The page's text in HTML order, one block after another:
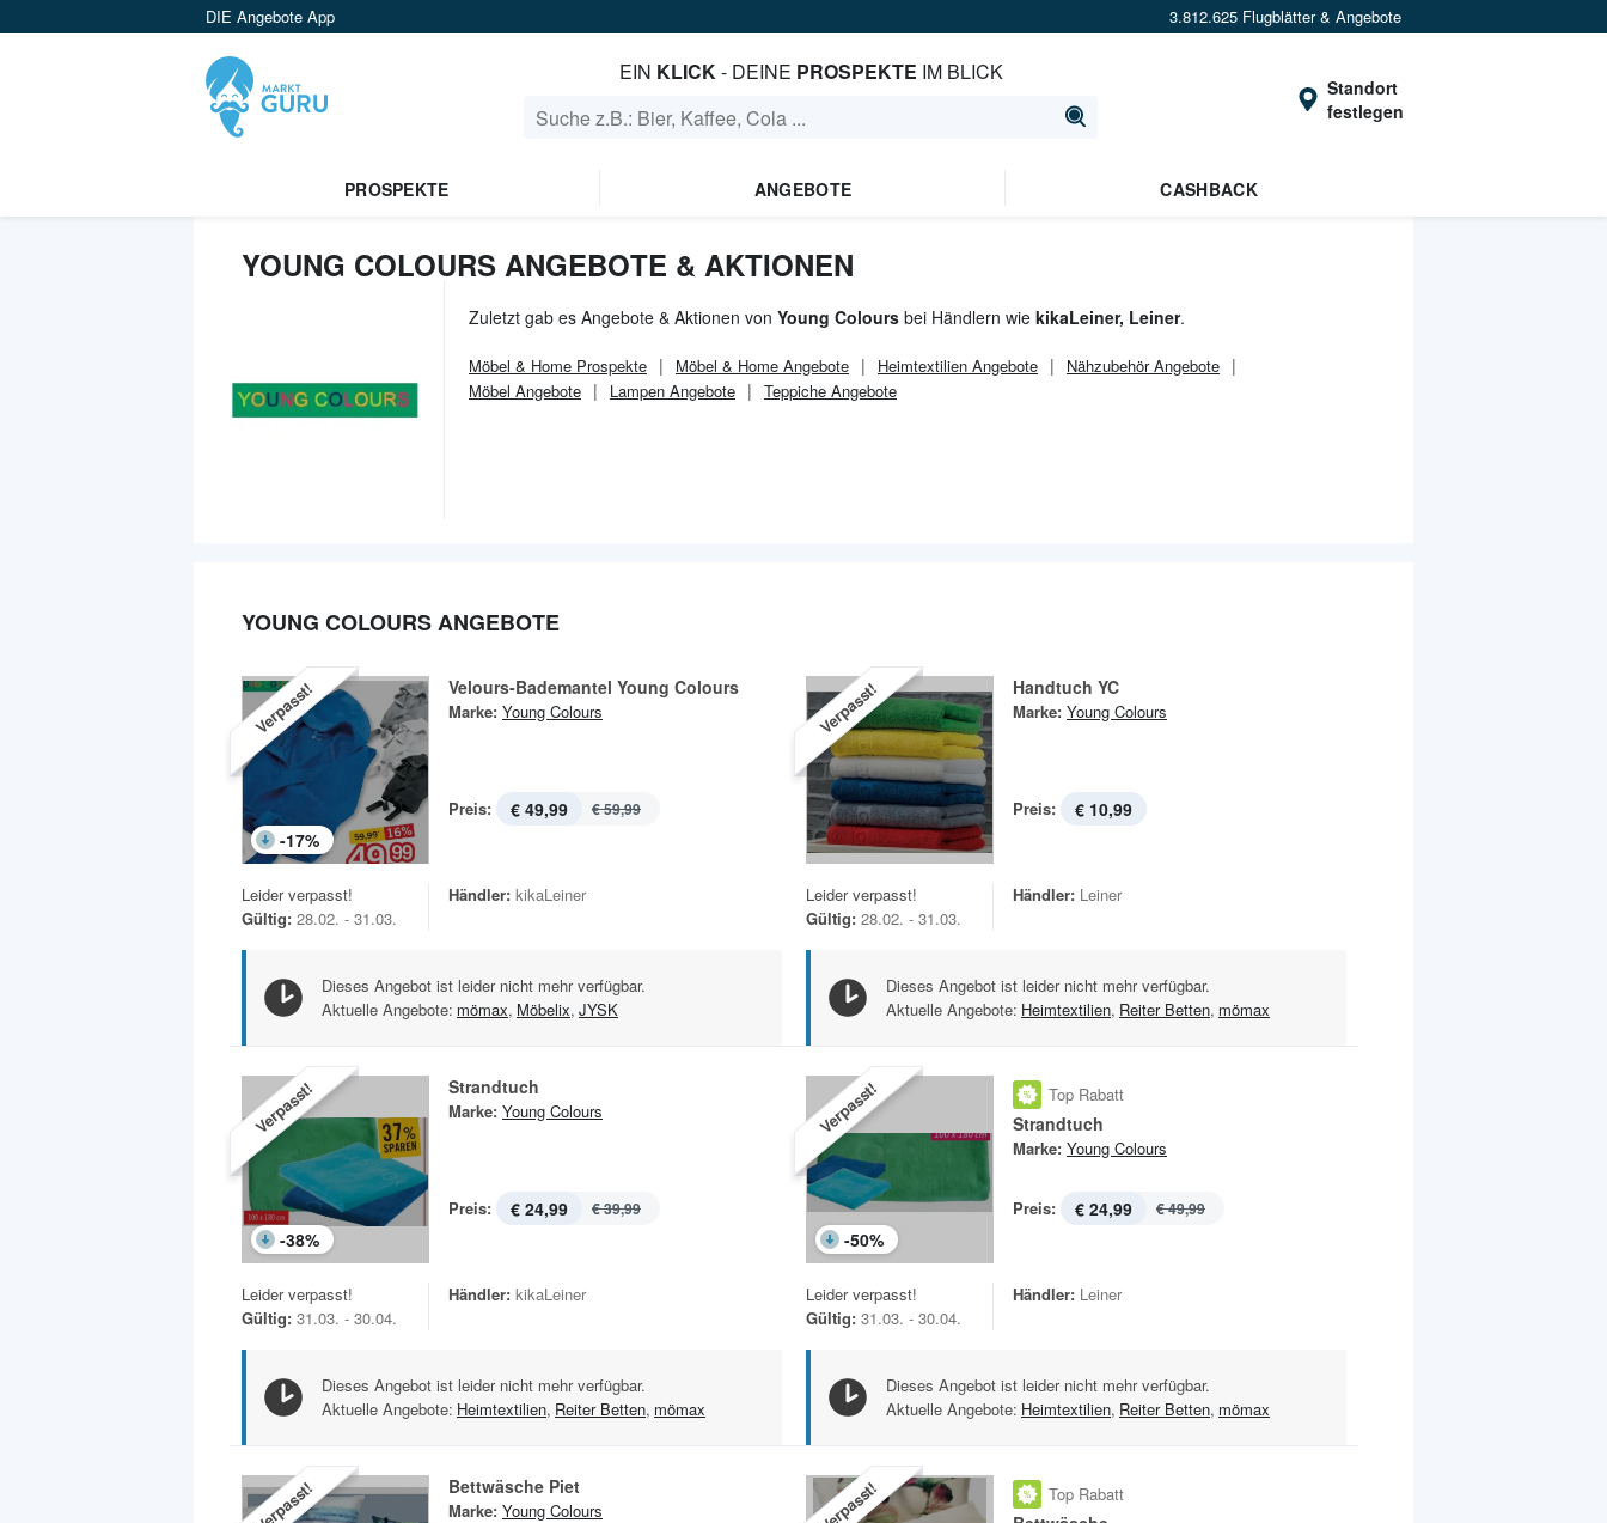
DIE Angebote App 3.812.625 Flugblätter & Angebote
EIN KLICK- DEINE PROSPEKTE IM BLICK
Standort
festlegen
PROSPEKTE ANGEBOTE CASHBACK
YOUNG COLOURS ANGEBOTE & AKTIONEN
Zuletzt gab es Angebote & Aktionen von Young Colours bei Händlern wie kikaLeiner, Leiner.
Möbel & Home Prospekte Möbel & Home Angebote Heimtextilien Angebote
Nähzubehör Angebote
Möbel Angebote
Lampen Angebote Teppiche Angebote
YOUNG COLOURS ANGEBOTE
Verpasst!
-17%
Velours-Bademantel Young Colours
Marke: Young Colours
Preis: € 49,99 € 59,99
Leider verpasst!
Gültig: 28.02. - 31.03.
Händler: kikaLeiner
Dieses Angebot ist leider nicht mehr verfügbar.
Aktuelle Angebote: mömax, Möbelix, JYSK
Verpasst! Handtuch YC
Marke: Young Colours
Preis: € 10,99
Leider verpasst!
Gültig: 28.02. - 31.03.
Händler: Leiner
Dieses Angebot ist leider nicht mehr verfügbar.
Aktuelle Angebote: Heimtextilien, Reiter Betten, mömax
Verpasst!
-38%
Strandtuch
Marke: Young Colours
Preis: € 24,99 € 39,99
Leider verpasst!
Gültig: 31.03. - 30.04.
Händler: kikaLeiner
Dieses Angebot ist leider nicht mehr verfügbar.
Aktuelle Angebote: Heimtextilien, Reiter Betten, mömax
Verpasst!
-50%
Top Rabatt
Strandtuch
Marke: Young Colours
Preis: € 24,99 € 49,99
Leider verpasst!
Gültig: 31.03. - 30.04.
Händler: Leiner
Dieses Angebot ist leider nicht mehr verfügbar.
Aktuelle Angebote: Heimtextilien, Reiter Betten, mömax
Verpasst! Bettwäsche Piet
Marke: Young Colours Verpasst! Top Rabatt